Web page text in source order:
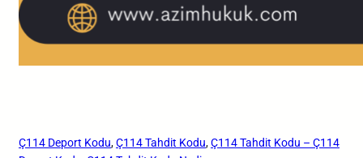
Ç114 Deport Kodu, Ç114 Tahdit Kodu, Ç114 Tahdit Kodu – Ç114